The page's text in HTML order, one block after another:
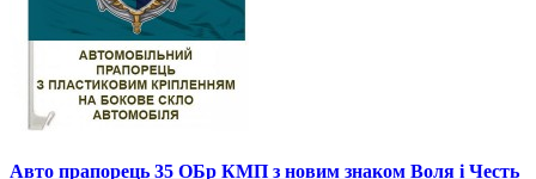
Авто прапорець 35 ОБр КМП з новим знаком Воля і Честь